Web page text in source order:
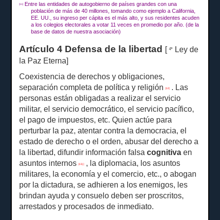
[11]
Entre las entidades de autogobierno de países grandes con una
población de más de 40 millones, tomando como ejemplo a California,
EE. UU., su ingreso per cápita es el más alto, y sus residentes acuden
a los colegios electorales a votar 11 veces en promedio por año.(de la
base de datos de nuestra asociación)
Artículo 4 Defensa de la libertad [4ª
Ley de
la Paz Eterna]
Coexistencia de derechos y obligaciones,
separación completa de política y religión[12] . Las
personas están obligadas a realizar el servicio
militar, el servicio democrático, el servicio pacífico,
el pago de impuestos, etc. Quien actúe para
perturbar la paz, atentar contra la democracia, el
estado de derecho o el orden, abusar del derecho a
la libertad, difundir información falsacognitiva en
asuntos internos[13]. ]
, la diplomacia, los asuntos
militares, la economía y el comercio, etc., o abogan
por la dictadura, se adhieren a los enemigos, les
brindan ayuda y consuelo deben ser proscritos,
arrestados y procesados ​​de inmediato.